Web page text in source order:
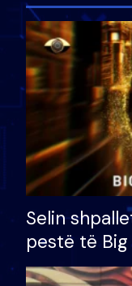
Selin
pestë të
çmimin e